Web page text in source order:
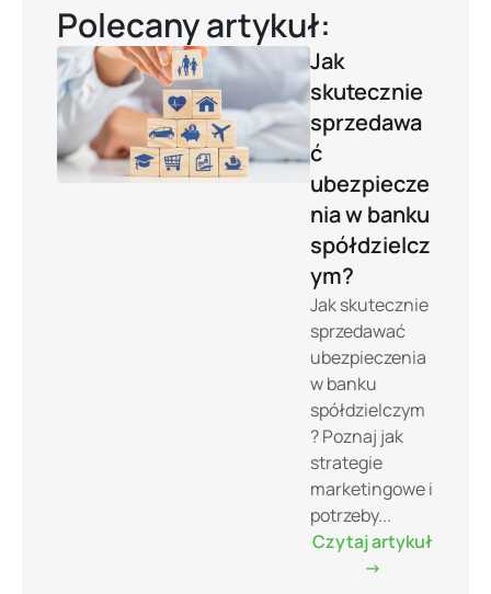
Polecany artykuł:
Jak
skutecznie
sprzedawa
ć
ubezpiecze
nia w banku
spółdzielcz
ym?
Jak skutecznie
sprzedawać
ubezpieczenia
w banku
spółdzielczym
? Poznaj jak
strategie
marketingowe i
potrzeby...
Czytaj artykuł
->